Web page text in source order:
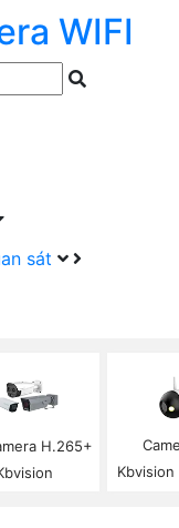
WIFI
sát
H.265+
Kbvision